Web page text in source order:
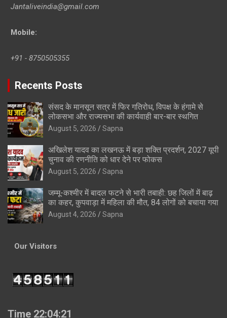
Jantaliveindia@gmail.com
Mobile:
+91 - 8750505355
Recents Posts
संसद के मानसून सत्र में फिर गतिरोध, विपक्ष के हंगामे से
लोकसभा और राज्यसभा की कार्यवाही बार-बार स्थगित
August 5, 2026 Sapna
अखिलेश यादव का लखनऊ में बड़ा शक्ति प्रदर्शन, 2027 यूपी
चुनाव की रणनीति को धार देने पर फोकस
August 5, 2026 Sapna
जम्मू-कश्मीर में बादल फटने से भारी तबाही: छह जिलों में बाढ़
का कहर, कुपवाड़ा में महिला की मौत, 84 लोगों को बचाया गया
August 4, 2026 Sapna
Our Visitors
Time 22:04:22